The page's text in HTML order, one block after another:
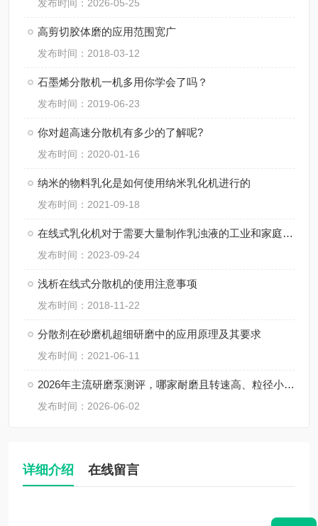
发布时间：2026-05-25
高剪切胶体磨的应用范围宽广
发布时间：2018-03-12
石墨烯分散机一机多用你学会了吗？
发布时间：2019-06-23
你对超高速分散机有多少的了解呢?
发布时间：2020-01-16
纳米的物料乳化是如何使用纳米乳化机进行的
发布时间：2021-09-18
在线式乳化机对于需要大量制作乳浊液的工业和家庭来说都非常有用
发布时间：2023-09-24
浅析在线式分散机的使用注意事项
发布时间：2018-11-22
分散剂在砂磨机超细研磨中的应用原理及其要求
发布时间：2021-06-11
2026年主流研磨泵测评，哪家耐磨且转速高、粒径小、间隙小、精度高、线速度高、剪切力强？
发布时间：2026-06-02
详细介绍 在线留言